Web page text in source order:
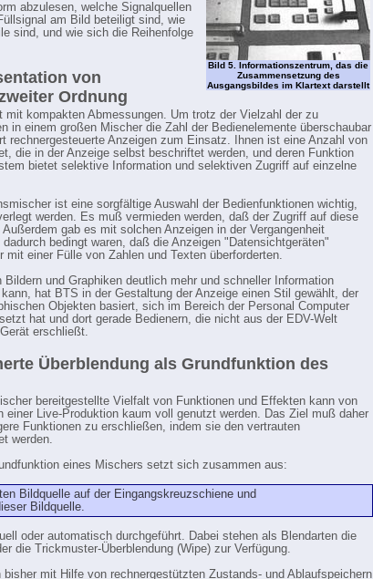
Bild 5. Informationszentrum, das die
Zusammensetzung des
Ausgangsbildes im Klartext darstellt
abzulesen, welche Signalquellen
am Bild beteiligt sind, wie
sind, und wie sich die Reihenfolge
von
Ordnung
kompakten Abmessungen. Um trotz der Vielzahl der zu
in einem großen Mischer die Zahl der Bedienelemente überschaubar
rechnergesteuerte Anzeigen zum Einsatz. Ihnen ist eine Anzahl von
die in der Anzeige selbst beschriftet werden, und deren Funktion
bietet selektive Information und selektiven Zugriff auf einzelne
ist eine sorgfältige Auswahl der Bedienfunktionen wichtig,
werden. Es muß vermieden werden, daß der Zugriff auf diese
gab es mit solchen Anzeigen in der Vergangenheit
bedingt waren, daß die Anzeigen "Datensichtgeräten"
mit einer Fülle von Zahlen und Texten überforderten.
Bildern und Graphiken deutlich mehr und schneller Information
hat BTS in der Gestaltung der Anzeige einen Stil gewählt, der
Objekten basiert, sich im Bereich der Personal Computer
hat und dort gerade Bedienern, die nicht aus der EDV-Welt
erschließt.
Überblendung als Grundfunktion des
bereitgestellte Vielfalt von Funktionen und Effekten kann von
einer Live-Produktion kaum voll genutzt werden. Das Ziel muß daher
Funktionen zu erschließen, indem sie den vertrauten
werden.
eines Mischers setzt sich zusammen aus:
Bildquelle auf der Eingangskreuzschiene und
Bildquelle.
oder automatisch durchgeführt. Dabei stehen als Blendarten die
die Trickmuster-Überblendung (Wipe) zur Verfügung.
bisher mit Hilfe von rechnergestützten Zustands- und Ablaufspeichern